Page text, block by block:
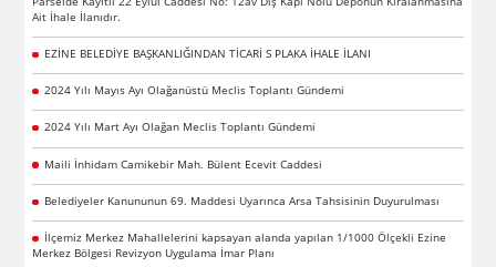
Ait İhale İlanıdır.
EZİNE BELEDİYE BAŞKANLIĞINDAN TİCARİ S PLAKA İHALE İLANI
2024 Yılı Mayıs Ayı Olağanüstü Meclis Toplantı Gündemi
2024 Yılı Mart Ayı Olağan Meclis Toplantı Gündemi
Maili İnhidam Camikebir Mah. Bülent Ecevit Caddesi
Belediyeler Kanununun 69. Maddesi Uyarınca Arsa Tahsisinin Duyurulması
İlçemiz Merkez Mahallelerini kapsayan alanda yapılan 1/1000 Ölçekli Ezine
Merkez Bölgesi Revizyon Uygulama İmar Planı